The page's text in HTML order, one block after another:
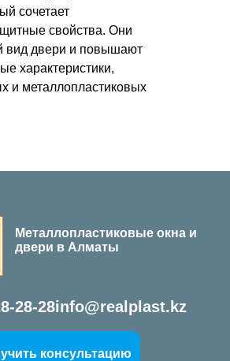
сочетает
свойства. Они
вид двери и повышают
характеристики,
и металлопластиковых
Металлопластиковые окна и
двери в Алматы
28-28info@realplast.kz
консультацию